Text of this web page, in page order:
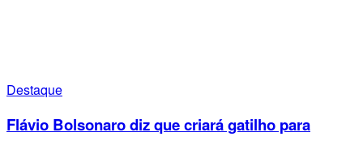
Destaque
Flávio Bolsonaro diz que criará gatilho para